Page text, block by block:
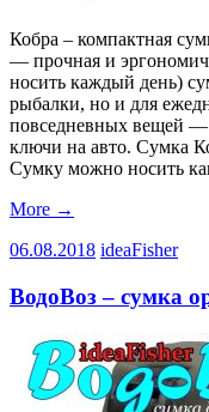
Кобра – компактная
— прочная и
носить каждый день)
рыбалки, но и для
повседневных вещей —
ключи на авто.
Сумку можно носить
More →
06.08.2018 ideaFisher
ВодоВоз – сумка